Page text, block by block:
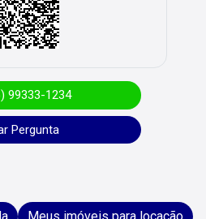
99333-1234
Pergunta